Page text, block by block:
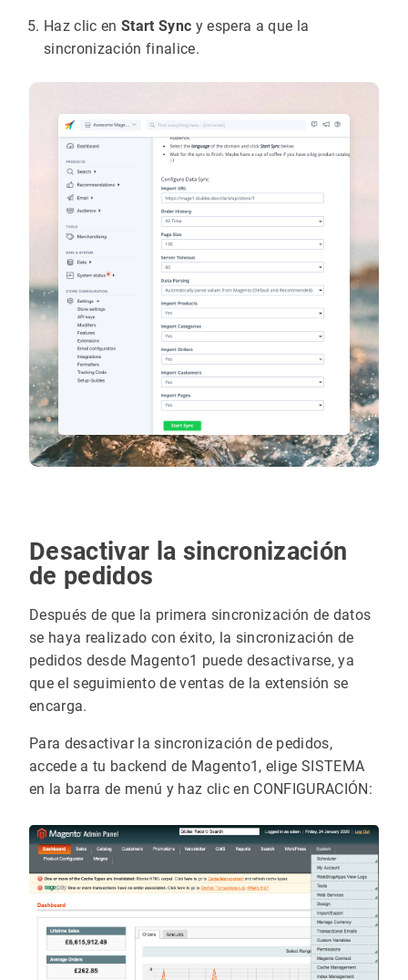
Haz clic en Start Sync y espera a que la
sincronización finalice.
Desactivar la sincronización
de pedidos
Después de que la primera sincronización de datos
se haya realizado con éxito, la sincronización de
pedidos desde Magento1 puede desactivarse, ya
que el seguimiento de ventas de la extensión se
encarga.
Para desactivar la sincronización de pedidos,
accede a tu backend de Magento1, elige SISTEMA
en la barra de menú y haz clic en CONFIGURACIÓN: